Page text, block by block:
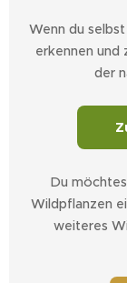
Wenn du
erkennen und
der
🌱
Du
Wildpflanzen
weiteres